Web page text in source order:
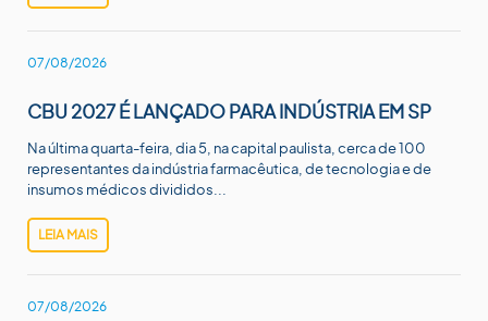
07/08/2026
CBU 2027 É LANÇADO PARA INDÚSTRIA EM SP
Na última quarta-feira, dia 5, na capital paulista, cerca de 100
representantes da indústria farmacêutica, de tecnologia e de
insumos médicos divididos...
LEIA MAIS
07/08/2026